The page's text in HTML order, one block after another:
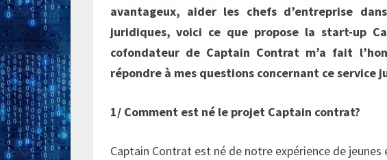
avantageux, aider les chefs d’entreprise
juridiques, voici ce que propose la start-up
cofondateur de Captain Contrat m’a fait
répondre à mes questions concernant ce service
1/ Comment est né le projet Captain contrat?
Captain Contrat est né de notre expérience de